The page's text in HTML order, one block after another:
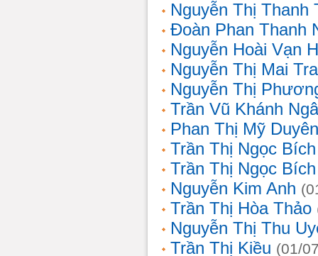
Nguyễn Thị Thanh
Đoàn Phan Thanh
Nguyễn Hoài Vạn
Nguyễn Thị Mai
Nguyễn Thị
Trần Vũ Khánh
Phan Thị Mỹ Duyên
Trần Thị Ngọc Bích
Trần Thị Ngọc Bích
Nguyễn Kim Anh
Trần Thị Hòa Thảo
Nguyễn Thị Thu
Trần Thị Kiều (01/